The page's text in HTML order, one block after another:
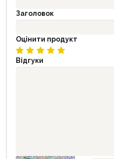
Заголовок
Оцінити продукт
Відгуки